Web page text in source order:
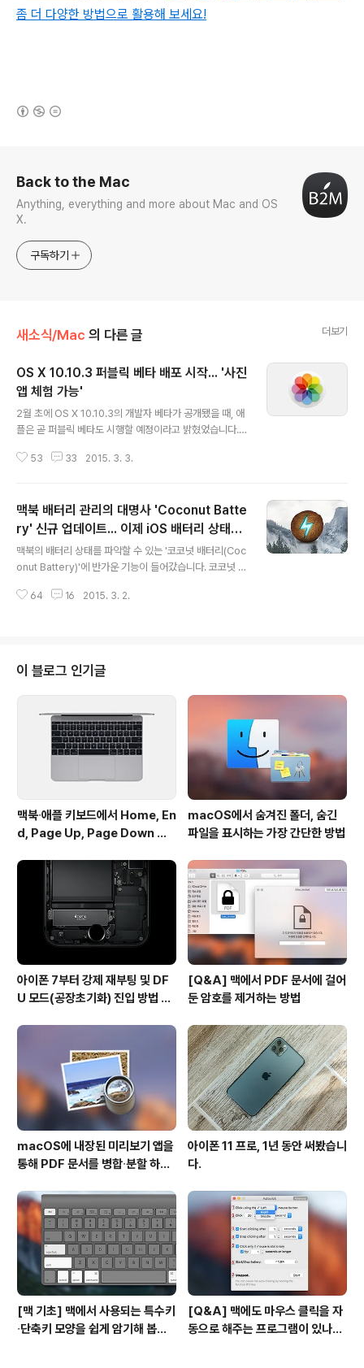
좀 더 다양한 방법으로 활용해 보세요!
Back to the Mac
Anything, everything and more about Mac and OS
X.
구독하기
새소식/Mac 의 다른 글 더보기
OS X 10.10.3 퍼블릭 베타 배포 시작... '사진
앱 체험 가능'
2월 초에 OS X 10.10.3의 개발자 베타가 공개됐을 때, 애
플은 곧 퍼블릭 베타도 시행할 예정이라고 밝혔었습니다.
요세미티 퍼블릭 베타에 참가하셨던 분들은 오늘부터 10.1
드번호는 14D87p로, 지난주에 배포된 두 번째 개발자 빌
드(14D87h)보다 아주 살짝 높습니다. 10.10.3의 주요 업
데이트 기능 중 제일 큰 건 역시 아이클라우드와 완전히 연
동되는 사진 앱 탑재가 아닐까 싶은데요, 아이포토와 애퍼
쳐를 대체하게 되는 이 사진 앱은 강력한 아이클라우드 동
기화 기능과 아이포토보다 진보된 (그러나 애퍼쳐보단 좀
53 33 2015. 3. 3.
맥북 배터리 관리의 대명사 'Coconut Batte
ry' 신규 업데이트... 이제 iOS 배터리 상태까
지 확인 가능
맥북의 배터리 상태를 파악할 수 있는 '코코넛 배터리(Coc
onut Battery)'에 반가운 기능이 들어갔습니다. 코코넛 배
라 맥북에 연결된 iOS 기기의 정보까지 한눈에 볼 수 있습
용량과 충전 사이클 수는 그동안 확인이 매우 어려웠던 부
분입니다. 수중에 있는 아이폰으로 테스트해봤는데, 오래
전에 구매한 아이폰 4s는 이미 충전 사이클이 600회에 거
의 근접한 것을 볼 수 있습니다. 설계 대비 충전 용량도 3
0% 가까이 떨어졌군요. 슬슬 배터리 교체를 생각해 봐야
64 16 2015. 3. 2.
이 블로그 인기글
맥북∙애플 키보드에서 Home, En
d, Page Up, Page Down 키
macOS에서 숨겨진 폴더, 숨긴
파일을 표시하는 가장 간단한 방법
아이폰 7부터 강제 재부팅 및 DF
U 모드(공장초기화) 진입 방법 변
[Q&A] 맥에서 PDF 문서에 걸어
둔 암호를 제거하는 방법
macOS에 내장된 미리보기 앱을
통해 PDF 문서를 병합∙분할 하는
아이폰 11 프로, 1년 동안 써봤습니
다.
[맥 기초] 맥에서 사용되는 특수키
∙단축키 모양을 쉽게 암기해 봅시
[Q&A] 맥에도 마우스 클릭을 자
동으로 해주는 프로그램이 있나